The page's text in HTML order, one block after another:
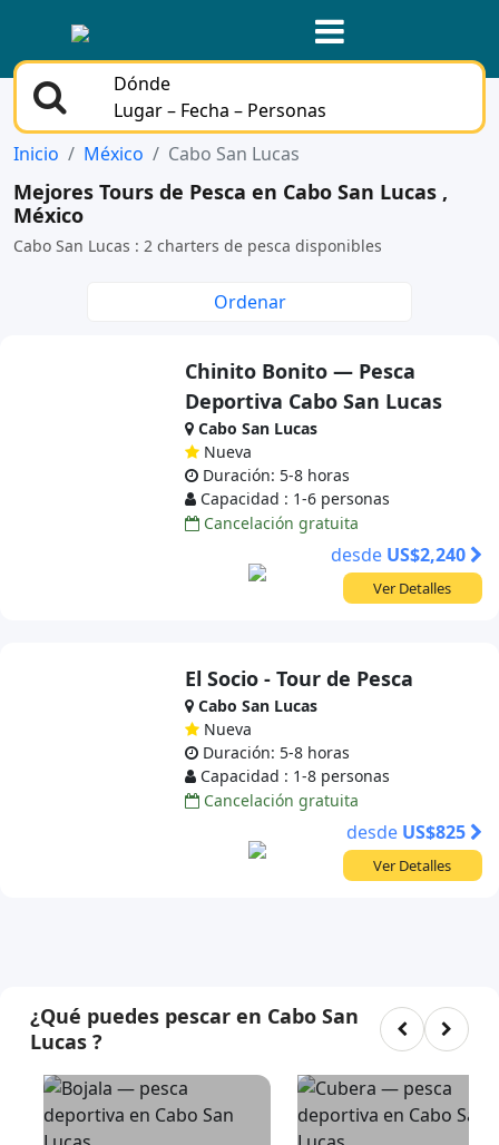
Dónde
Lugar – Fecha – Personas
Inicio
México Cabo San Lucas
Mejores Tours de Pesca en Cabo San Lucas ,
México
Cabo San Lucas : 2 charters de pesca disponibles
Ordenar
Chinito Bonito — Pesca
Deportiva Cabo San Lucas
Cabo San Lucas
Nueva
Duración: 5-8 horas
Capacidad : 1-6 personas
Cancelación gratuita
desde US$2,240
Ver Detalles
El Socio - Tour de Pesca
Cabo San Lucas
Nueva
Duración: 5-8 horas
Capacidad : 1-8 personas
Cancelación gratuita
desde US$825
Ver Detalles
¿Qué puedes pescar en Cabo San
Lucas ?